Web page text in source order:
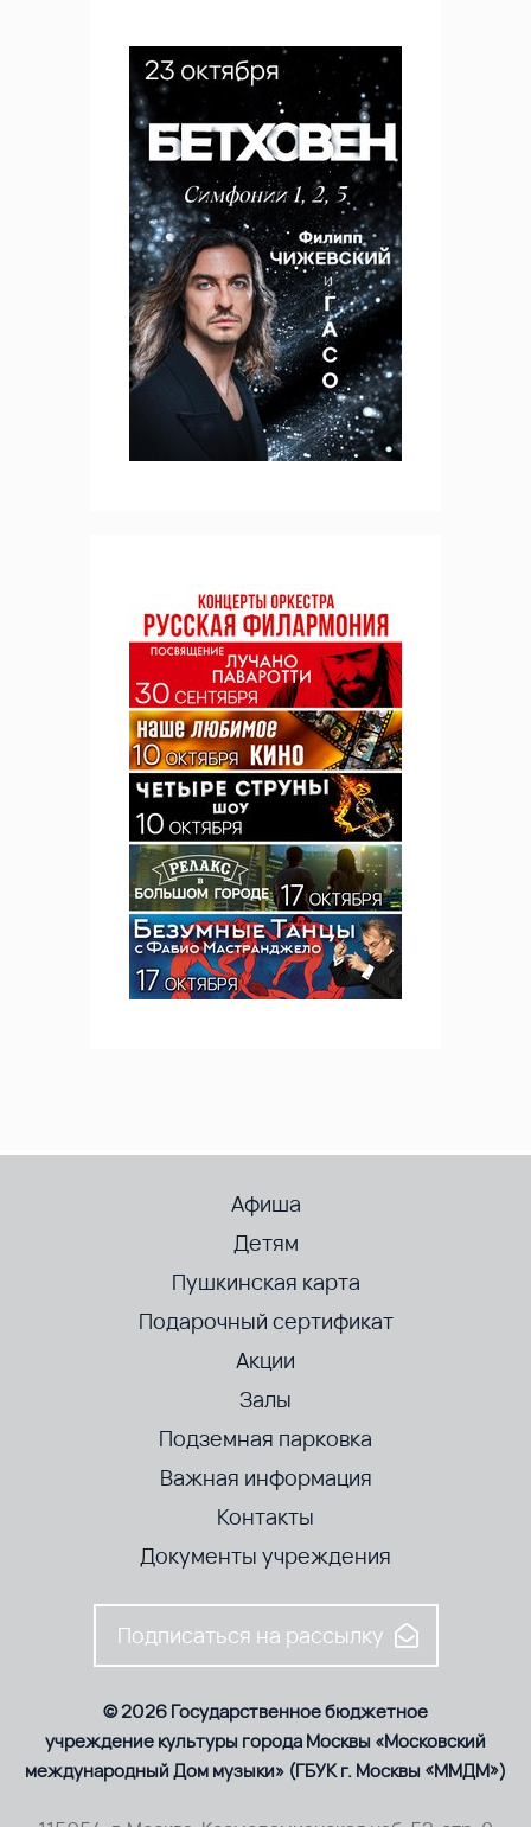
Афиша
Детям
Пушкинская карта
Подарочный сертификат
Акции
Залы
Подземная парковка
Важная информация
Контакты
Документы учреждения
Подписаться на рассылку
© 2026 Государственное бюджетное
учреждение культуры города Москвы «Московский
международный Дом музыки» (ГБУК г. Москвы «ММДМ»)